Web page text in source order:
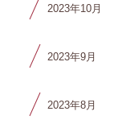
2023年10月
2023年9月
2023年8月